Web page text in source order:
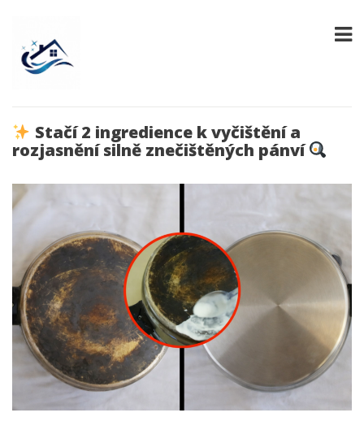
Stačí 2 ingredience k vyčištění a
rozjasnění silně znečištěných pánví